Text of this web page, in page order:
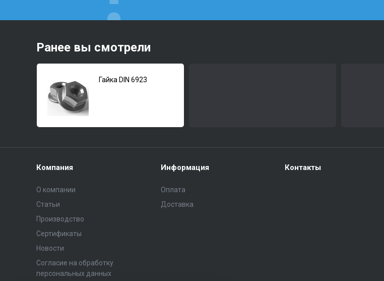
Ранее вы смотрели
Гайка DIN 6923
Компания
О компании
Статьи
Производство
Сертификаты
Новости
Согласие на обработку
персональных данных
Информация
Оплата
Доставка
Контакты